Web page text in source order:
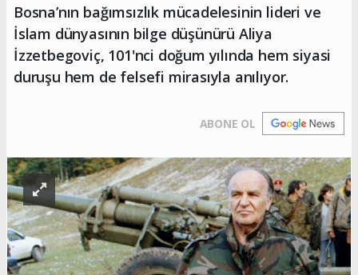
Bosna’nın bağımsızlık mücadelesinin lideri ve
İslam dünyasının bilge düşünürü Aliya
İzzetbegoviç, 101'nci doğum yılında hem siyasi
duruşu hem de felsefi mirasıyla anılıyor.
ABONE OL